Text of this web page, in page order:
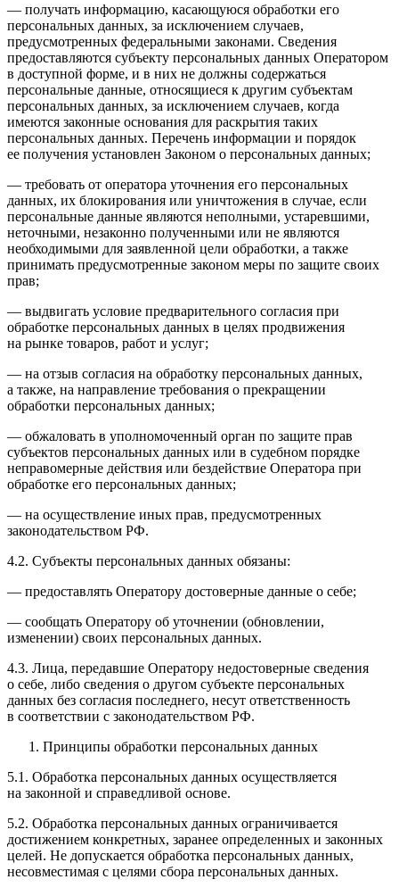
— получать информацию, касающуюся обработки его
персональных данных, за исключением случаев,
предусмотренных федеральными законами. Сведения
предоставляются субъекту персональных данных Оператором
в доступной форме, и в них не должны содержаться
персональные данные, относящиеся к другим субъектам
персональных данных, за исключением случаев, когда
имеются законные основания для раскрытия таких
персональных данных. Перечень информации и порядок
ее получения установлен Законом о персональных данных;
— требовать от оператора уточнения его персональных
данных, их блокирования или уничтожения в случае, если
персональные данные являются неполными, устаревшими,
неточными, незаконно полученными или не являются
необходимыми для заявленной цели обработки, а также
принимать предусмотренные законом меры по защите своих
прав;
— выдвигать условие предварительного согласия при
обработке персональных данных в целях продвижения
на рынке товаров, работ и услуг;
— на отзыв согласия на обработку персональных данных,
а также, на направление требования о прекращении
обработки персональных данных;
— обжаловать в уполномоченный орган по защите прав
субъектов персональных данных или в судебном порядке
неправомерные действия или бездействие Оператора при
обработке его персональных данных;
— на осуществление иных прав, предусмотренных
законодательством РФ.
4.2. Субъекты персональных данных обязаны:
— предоставлять Оператору достоверные данные о себе;
— сообщать Оператору об уточнении (обновлении,
изменении) своих персональных данных.
4.3. Лица, передавшие Оператору недостоверные сведения
о себе, либо сведения о другом субъекте персональных
данных без согласия последнего, несут ответственность
в соответствии с законодательством РФ.
Принципы обработки персональных данных
5.1. Обработка персональных данных осуществляется
на законной и справедливой основе.
5.2. Обработка персональных данных ограничивается
достижением конкретных, заранее определенных и законных
целей. Не допускается обработка персональных данных,
несовместимая с целями сбора персональных данных.